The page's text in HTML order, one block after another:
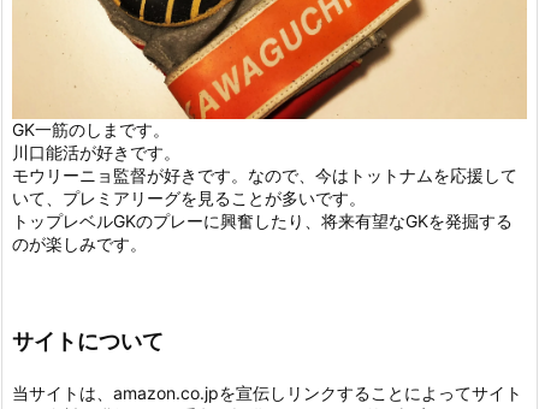
GK一筋のしまです。
川口能活が好きです。
モウリーニョ監督が好きです。なので、今はトットナムを応援して
いて、プレミアリーグを見ることが多いです。
トップレベルGKのプレーに興奮したり、将来有望なGKを発掘する
のが楽しみです。
サイトについて
当サイトは、amazon.co.jpを宣伝しリンクすることによってサイト